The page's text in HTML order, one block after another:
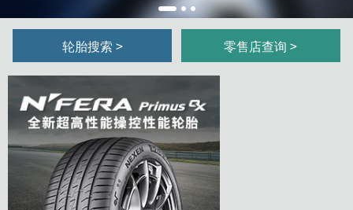
1 2 3
轮胎搜索 > 零售店查询 >